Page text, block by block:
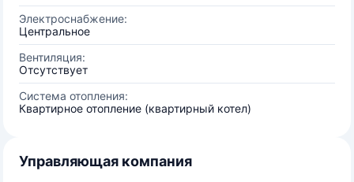
Электроснабжение:
Центральное
Вентиляция:
Отсутствует
Система отопления:
Квартирное отопление (квартирный котел)
Управляющая компания